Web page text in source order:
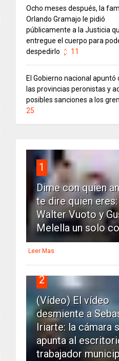
Ocho meses después, la
Orlando Gramajo le pidió
públicamente a la Justicia
entregue el cuerpo para
despedirlo
11
El Gobierno nacional apuntó
las provincias peronistas y
posibles sanciones a los
25
1
Dime con quien
te dire quien
Walter Vuoto y
Melella un solo
Leer Mas
2
(Vídeo) El vídeo
desmiente a
Iriarte: la cámara
apunta al
trabajador